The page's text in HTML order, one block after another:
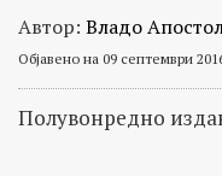
Автор: Владо
Објавено на 09 септември
Полувонредно